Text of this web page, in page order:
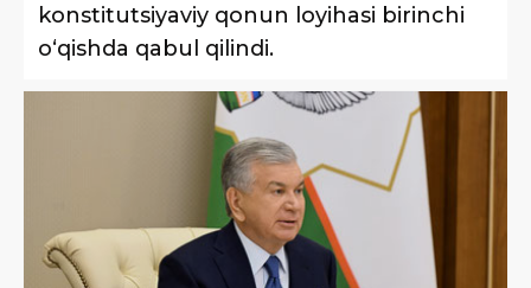
konstitutsiyaviy qonun loyihasi birinchi
o‘qishda qabul qilindi.